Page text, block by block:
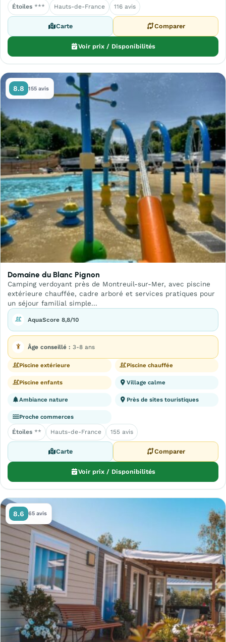
Étoiles *** Hauts-de-France 116 avis
Carte Comparer
Voir prix / Disponibilités
8.8 155 avis
Domaine du Blanc Pignon
Camping verdoyant près de Montreuil-sur-Mer, avec piscine
extérieure chauffée, cadre arboré et services pratiques pour
un séjour familial simple...
AquaScore 8,8/10
Âge conseillé : 3-8 ans
Piscine extérieure Piscine chauffée
Piscine enfants Village calme
Ambiance nature Près de sites touristiques
Proche commerces
Étoiles ** Hauts-de-France 155 avis
Carte Comparer
Voir prix / Disponibilités
8.6 65 avis